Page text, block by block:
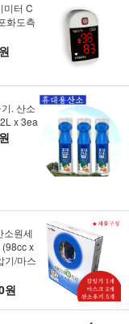
미터 C
화도측
. 산소
x 3ea
소원세
(98cc x
기/마스
원